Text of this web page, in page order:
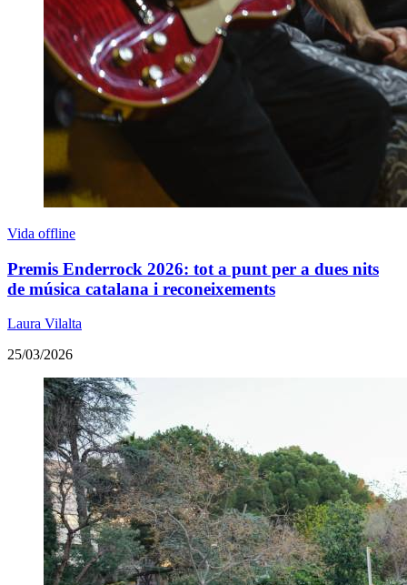
Vida offline
Premis Enderrock 2026: tot a punt per a dues nits
de música catalana i reconeixements
Laura Vilalta
25/03/2026